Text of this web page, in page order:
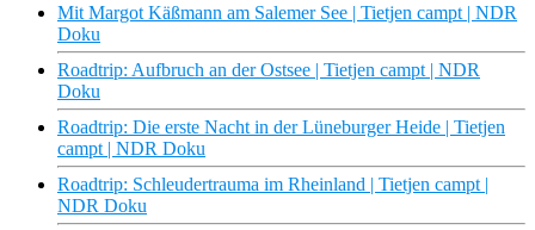
Mit Margot Käßmann am Salemer See | Tietjen campt | NDR
Doku
Roadtrip: Aufbruch an der Ostsee | Tietjen campt | NDR
Doku
Roadtrip: Die erste Nacht in der Lüneburger Heide | Tietjen
campt | NDR Doku
Roadtrip: Schleudertrauma im Rheinland | Tietjen campt |
NDR Doku